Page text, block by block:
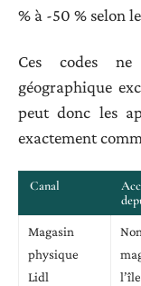
% à -50 % selon
Ces codes ne
géographique
peut donc les
exactement
Canal
Magasin
physique
Lidl